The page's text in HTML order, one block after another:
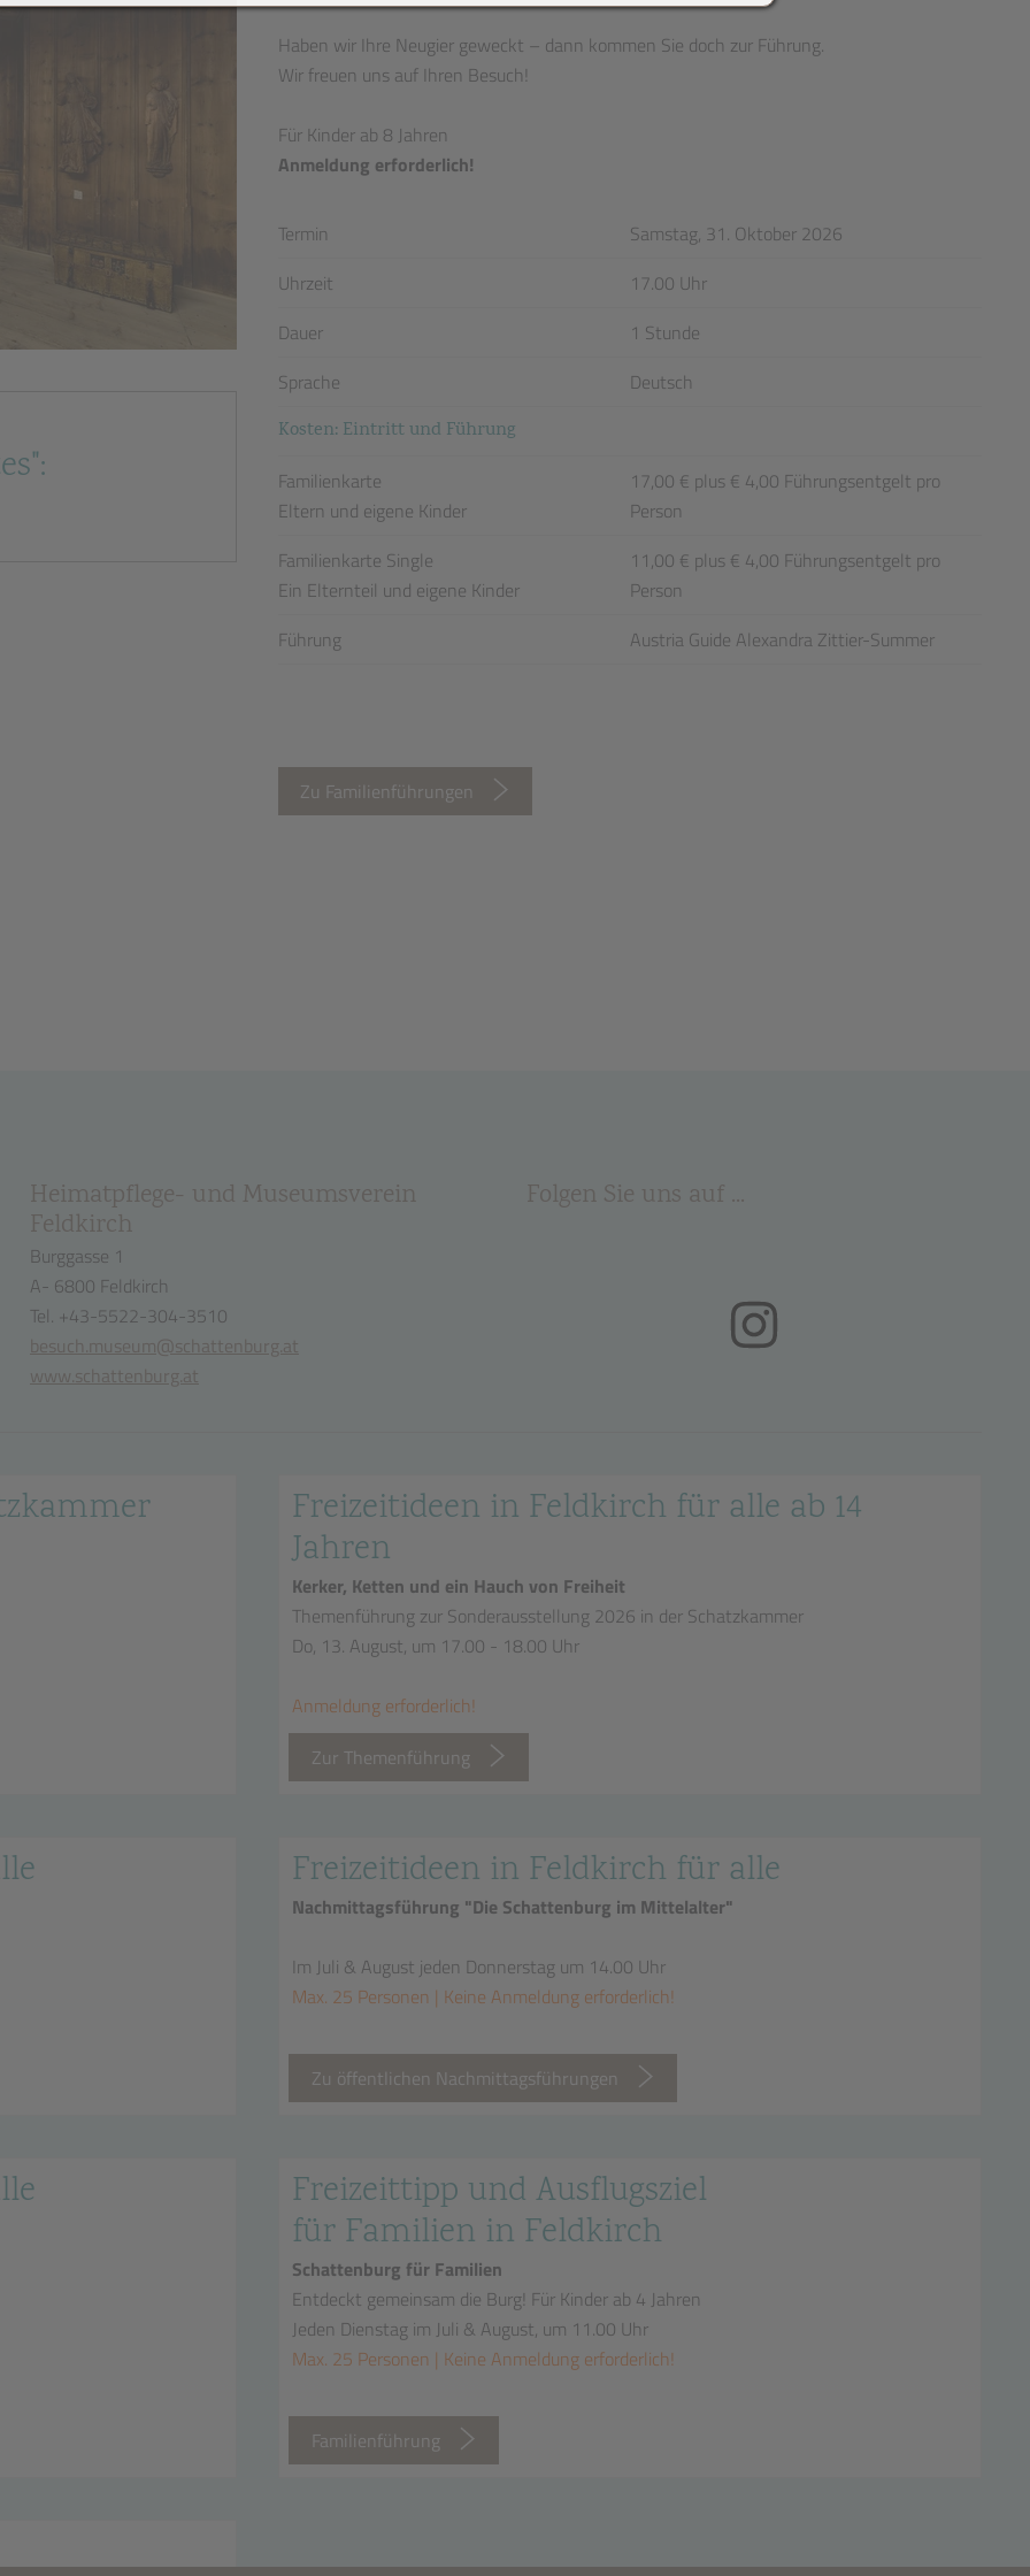
Haben wir Ihre Neugier geweckt – dann kommen Sie doch zur Führung.
Wir freuen uns auf Ihren Besuch!
Für Kinder ab 8 Jahren
Anmeldung erforderlich!
Termin
Samstag, 31. Oktober 2026
Uhrzeit
17.00 Uhr
Dauer
1 Stunde
Sprache
Deutsch
Kosten: Eintritt und Führung
Familienkarte
Eltern und eigene Kinder
17,00 € plus € 4,00 Führungsentgelt pro
Person
Familienkarte Single
Ein Elternteil und eigene Kinder
11,00 € plus € 4,00 Führungsentgelt pro
Person
Führung
Austria Guide Alexandra Zittier-Summer
Zu Familienführungen
Heimatpflege- und Museumsverein
Feldkirch
Burggasse 1
A- 6800 Feldkirch
Tel. +43-5522-304-3510
besuch.museum@schattenburg.at
www.schattenburg.at
Folgen Sie uns auf ...
Freizeitideen in Feldkirch für alle ab 14
Jahren
Kerker, Ketten und ein Hauch von Freiheit
Themenführung zur Sonderausstellung 2026 in der Schatzkammer
Do, 13. August, um 17.00 - 18.00 Uhr
Anmeldung erforderlich!
Zur Themenführung
Freizeitideen in Feldkirch für alle
Nachmittagsführung "Die Schattenburg im Mittelalter"
Im Juli & August jeden Donnerstag um 14.00 Uhr
Max. 25 Personen | Keine Anmeldung erforderlich!
Zu öffentlichen Nachmittagsführungen
Freizeittipp und Ausflugsziel
für Familien in Feldkirch
Schattenburg für Familien
Entdeckt gemeinsam die Burg! Für Kinder ab 4 Jahren
Jeden Dienstag im Juli & August, um 11.00 Uhr
Max. 25 Personen | Keine Anmeldung erforderlich!
Familienführung